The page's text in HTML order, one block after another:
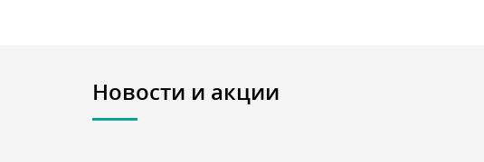
Новости и акции